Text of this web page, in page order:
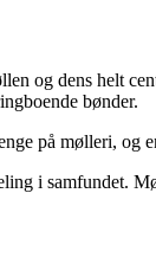
og dens helt
bønder.
på mølleri, og
i samfundet.